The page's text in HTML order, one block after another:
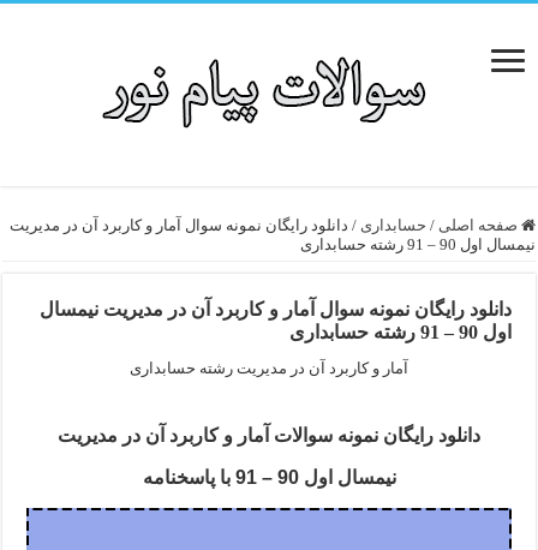
صفحه اصلی / حسابداری / دانلود رایگان نمونه سوال آمار و کاربرد آن در مدیریت
نیمسال اول 90 – 91 رشته حسابداری
دانلود رایگان نمونه سوال آمار و کاربرد آن در مدیریت نیمسال
اول 90 – 91 رشته حسابداری
آمار و کاربرد آن در مدیریت رشته حسابداری
دانلود رایگان نمونه سوالات آمار و کاربرد آن در مدیریت
نیمسال اول 90 – 91 با پاسخنامه